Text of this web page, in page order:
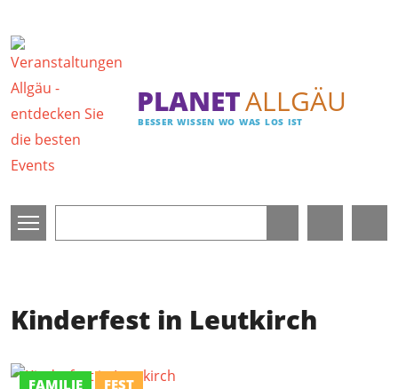
PLANETALLGÄU
BESSER WISSEN WO WAS LOS IST
Kinderfest in Leutkirch
FAMILIE FEST